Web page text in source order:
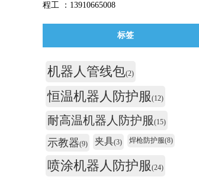
程工 ：13910665008
标签
机器人管线包(2)
恒温机器人防护服(12)
耐高温机器人防护服(15)
示教器(9) 夹具(3) 焊枪防护服(8)
喷涂机器人防护服(24)